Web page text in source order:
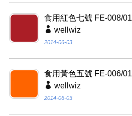
食用紅色七號 FE-008/01
wellwiz
2014-06-03
食用黃色五號 FE-006/01
wellwiz
2014-06-03